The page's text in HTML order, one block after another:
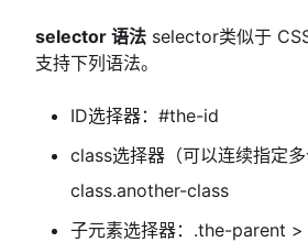
selector 语法 selector类似于
支持下列语法。
ID选择器：#the-id
class选择器（可以连续指定
class.another-class
子元素选择器：.the-parent